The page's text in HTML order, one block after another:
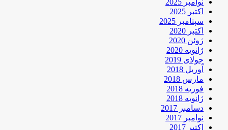
اکتبر 2025
سپتامبر 2025
اکتبر 2020
ژوئن 2020
ژانویه 2020
جولای 2019
آوریل 2018
مارس 2018
فوریه 2018
ژانویه 2018
دسامبر 2017
نوامبر 2017
اکتبر 2017